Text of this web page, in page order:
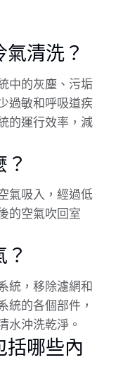
清洗？
中的灰塵、污垢
過敏和呼吸道疾
的運行效率，減
氣吸入，經過低
的空氣吹回室
統，移除濾網和
統的各個部件，
水沖洗乾淨。
括哪些內